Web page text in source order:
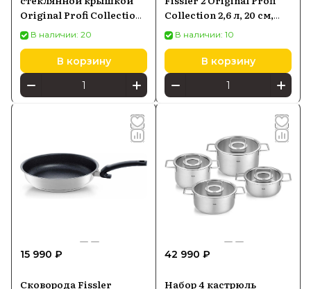
Original Profi Collection
4,6LВ наличии: 20
В корзину
Collection 2,6 л, 20 см,
сталь нержавеющая
В наличии: 10
В корзину
15 990 ₽
Сковорода Fissler
42 990 ₽
Набор 4 кастрюль